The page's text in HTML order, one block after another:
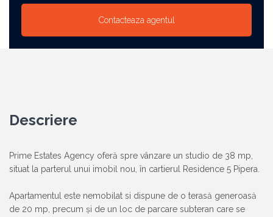
Descriere
Prime Estates Agency oferă spre vânzare un studio de 38 mp,
situat la parterul unui imobil nou, în cartierul Residence 5 Pipera.
Apartamentul este nemobilat si dispune de o terasă generoasă
de 20 mp, precum și de un loc de parcare subteran care se